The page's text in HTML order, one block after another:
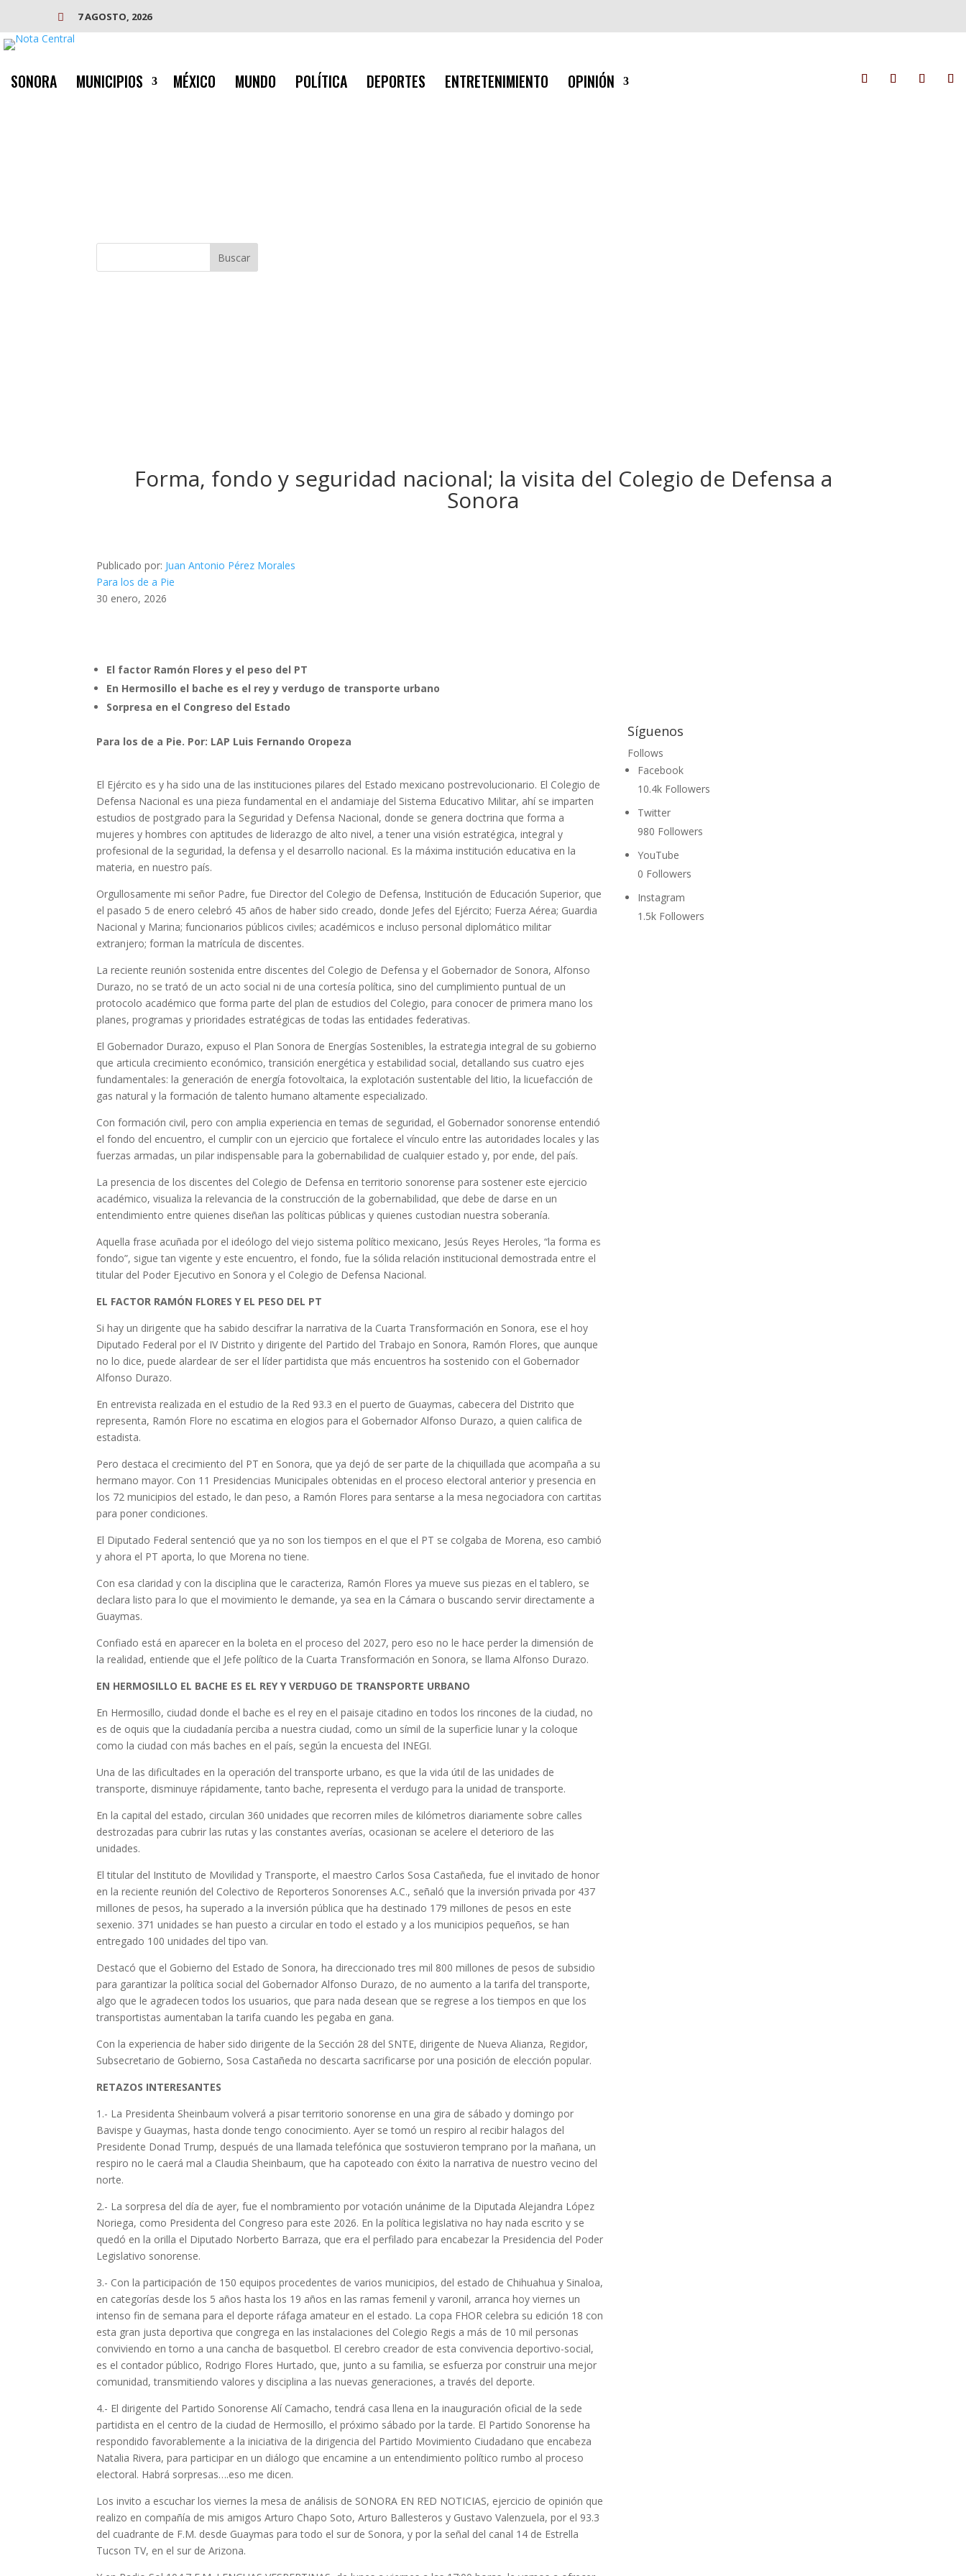
 7 AGOSTO, 2026
SONORA MUNICIPIOS MÉXICO MUNDO POLÍTICA DEPORTES ENTRETENIMIENTO OPINIÓN
Buscar
Forma, fondo y seguridad nacional; la visita del Colegio de Defensa a
Sonora
Publicado por: Juan Antonio Pérez Morales
Para los de a Pie
30 enero, 2026
El factor Ramón Flores y el peso del PT
En Hermosillo el bache es el rey y verdugo de transporte urbano
Sorpresa en el Congreso del Estado
Para los de a Pie. Por: LAP Luis Fernando Oropeza
El Ejército es y ha sido una de las instituciones pilares del Estado mexicano postrevolucionario. El Colegio de
Defensa Nacional es una pieza fundamental en el andamiaje del Sistema Educativo Militar, ahí se imparten
estudios de postgrado para la Seguridad y Defensa Nacional, donde se genera doctrina que forma a
mujeres y hombres con aptitudes de liderazgo de alto nivel, a tener una visión estratégica, integral y
profesional de la seguridad, la defensa y el desarrollo nacional. Es la máxima institución educativa en la
materia, en nuestro país.
Orgullosamente mi señor Padre, fue Director del Colegio de Defensa, Institución de Educación Superior, que
el pasado 5 de enero celebró 45 años de haber sido creado, donde Jefes del Ejército; Fuerza Aérea; Guardia
Nacional y Marina; funcionarios públicos civiles; académicos e incluso personal diplomático militar
extranjero; forman la matrícula de discentes.
La reciente reunión sostenida entre discentes del Colegio de Defensa y el Gobernador de Sonora, Alfonso
Durazo, no se trató de un acto social ni de una cortesía política, sino del cumplimiento puntual de un
protocolo académico que forma parte del plan de estudios del Colegio, para conocer de primera mano los
planes, programas y prioridades estratégicas de todas las entidades federativas.
El Gobernador Durazo, expuso el Plan Sonora de Energías Sostenibles, la estrategia integral de su gobierno
que articula crecimiento económico, transición energética y estabilidad social, detallando sus cuatro ejes
fundamentales: la generación de energía fotovoltaica, la explotación sustentable del litio, la licuefacción de
gas natural y la formación de talento humano altamente especializado.
Con formación civil, pero con amplia experiencia en temas de seguridad, el Gobernador sonorense entendió
el fondo del encuentro, el cumplir con un ejercicio que fortalece el vínculo entre las autoridades locales y las
fuerzas armadas, un pilar indispensable para la gobernabilidad de cualquier estado y, por ende, del país.
La presencia de los discentes del Colegio de Defensa en territorio sonorense para sostener este ejercicio
académico, visualiza la relevancia de la construcción de la gobernabilidad, que debe de darse en un
entendimiento entre quienes diseñan las políticas públicas y quienes custodian nuestra soberanía.
Aquella frase acuñada por el ideólogo del viejo sistema político mexicano, Jesús Reyes Heroles, “la forma es
fondo”, sigue tan vigente y este encuentro, el fondo, fue la sólida relación institucional demostrada entre el
titular del Poder Ejecutivo en Sonora y el Colegio de Defensa Nacional.
EL FACTOR RAMÓN FLORES Y EL PESO DEL PT
Si hay un dirigente que ha sabido descifrar la narrativa de la Cuarta Transformación en Sonora, ese el hoy
Diputado Federal por el IV Distrito y dirigente del Partido del Trabajo en Sonora, Ramón Flores, que aunque
no lo dice, puede alardear de ser el líder partidista que más encuentros ha sostenido con el Gobernador
Alfonso Durazo.
En entrevista realizada en el estudio de la Red 93.3 en el puerto de Guaymas, cabecera del Distrito que
representa, Ramón Flore no escatima en elogios para el Gobernador Alfonso Durazo, a quien califica de
estadista.
Pero destaca el crecimiento del PT en Sonora, que ya dejó de ser parte de la chiquillada que acompaña a su
hermano mayor. Con 11 Presidencias Municipales obtenidas en el proceso electoral anterior y presencia en
los 72 municipios del estado, le dan peso, a Ramón Flores para sentarse a la mesa negociadora con cartitas
para poner condiciones.
El Diputado Federal sentenció que ya no son los tiempos en el que el PT se colgaba de Morena, eso cambió
y ahora el PT aporta, lo que Morena no tiene.
Con esa claridad y con la disciplina que le caracteriza, Ramón Flores ya mueve sus piezas en el tablero, se
declara listo para lo que el movimiento le demande, ya sea en la Cámara o buscando servir directamente a
Guaymas.
Confiado está en aparecer en la boleta en el proceso del 2027, pero eso no le hace perder la dimensión de
la realidad, entiende que el Jefe político de la Cuarta Transformación en Sonora, se llama Alfonso Durazo.
EN HERMOSILLO EL BACHE ES EL REY Y VERDUGO DE TRANSPORTE URBANO
En Hermosillo, ciudad donde el bache es el rey en el paisaje citadino en todos los rincones de la ciudad, no
es de oquis que la ciudadanía perciba a nuestra ciudad, como un símil de la superficie lunar y la coloque
como la ciudad con más baches en el país, según la encuesta del INEGI.
Una de las dificultades en la operación del transporte urbano, es que la vida útil de las unidades de
transporte, disminuye rápidamente, tanto bache, representa el verdugo para la unidad de transporte.
En la capital del estado, circulan 360 unidades que recorren miles de kilómetros diariamente sobre calles
destrozadas para cubrir las rutas y las constantes averías, ocasionan se acelere el deterioro de las
unidades.
El titular del Instituto de Movilidad y Transporte, el maestro Carlos Sosa Castañeda, fue el invitado de honor
en la reciente reunión del Colectivo de Reporteros Sonorenses A.C., señaló que la inversión privada por 437
millones de pesos, ha superado a la inversión pública que ha destinado 179 millones de pesos en este
sexenio. 371 unidades se han puesto a circular en todo el estado y a los municipios pequeños, se han
entregado 100 unidades del tipo van.
Destacó que el Gobierno del Estado de Sonora, ha direccionado tres mil 800 millones de pesos de subsidio
para garantizar la política social del Gobernador Alfonso Durazo, de no aumento a la tarifa del transporte,
algo que le agradecen todos los usuarios, que para nada desean que se regrese a los tiempos en que los
transportistas aumentaban la tarifa cuando les pegaba en gana.
Con la experiencia de haber sido dirigente de la Sección 28 del SNTE, dirigente de Nueva Alianza, Regidor,
Subsecretario de Gobierno, Sosa Castañeda no descarta sacrificarse por una posición de elección popular.
RETAZOS INTERESANTES
1.- La Presidenta Sheinbaum volverá a pisar territorio sonorense en una gira de sábado y domingo por
Bavispe y Guaymas, hasta donde tengo conocimiento. Ayer se tomó un respiro al recibir halagos del
Presidente Donad Trump, después de una llamada telefónica que sostuvieron temprano por la mañana, un
respiro no le caerá mal a Claudia Sheinbaum, que ha capoteado con éxito la narrativa de nuestro vecino del
norte.
2.- La sorpresa del día de ayer, fue el nombramiento por votación unánime de la Diputada Alejandra López
Noriega, como Presidenta del Congreso para este 2026. En la política legislativa no hay nada escrito y se
quedó en la orilla el Diputado Norberto Barraza, que era el perfilado para encabezar la Presidencia del Poder
Legislativo sonorense.
3.- Con la participación de 150 equipos procedentes de varios municipios, del estado de Chihuahua y Sinaloa,
en categorías desde los 5 años hasta los 19 años en las ramas femenil y varonil, arranca hoy viernes un
intenso fin de semana para el deporte ráfaga amateur en el estado. La copa FHOR celebra su edición 18 con
esta gran justa deportiva que congrega en las instalaciones del Colegio Regis a más de 10 mil personas
conviviendo en torno a una cancha de basquetbol. El cerebro creador de esta convivencia deportivo-social,
es el contador público, Rodrigo Flores Hurtado, que, junto a su familia, se esfuerza por construir una mejor
comunidad, transmitiendo valores y disciplina a las nuevas generaciones, a través del deporte.
4.- El dirigente del Partido Sonorense Alí Camacho, tendrá casa llena en la inauguración oficial de la sede
partidista en el centro de la ciudad de Hermosillo, el próximo sábado por la tarde. El Partido Sonorense ha
respondido favorablemente a la iniciativa de la dirigencia del Partido Movimiento Ciudadano que encabeza
Natalia Rivera, para participar en un diálogo que encamine a un entendimiento político rumbo al proceso
electoral. Habrá sorpresas….eso me dicen.
Los invito a escuchar los viernes la mesa de análisis de SONORA EN RED NOTICIAS, ejercicio de opinión que
realizo en compañía de mis amigos Arturo Chapo Soto, Arturo Ballesteros y Gustavo Valenzuela, por el 93.3
del cuadrante de F.M. desde Guaymas para todo el sur de Sonora, y por la señal del canal 14 de Estrella
Tucson TV, en el sur de Arizona.
Síguenos
Follows
Facebook
10.4k Followers
Twitter
980 Followers
YouTube
0 Followers
Instagram
1.5k Followers